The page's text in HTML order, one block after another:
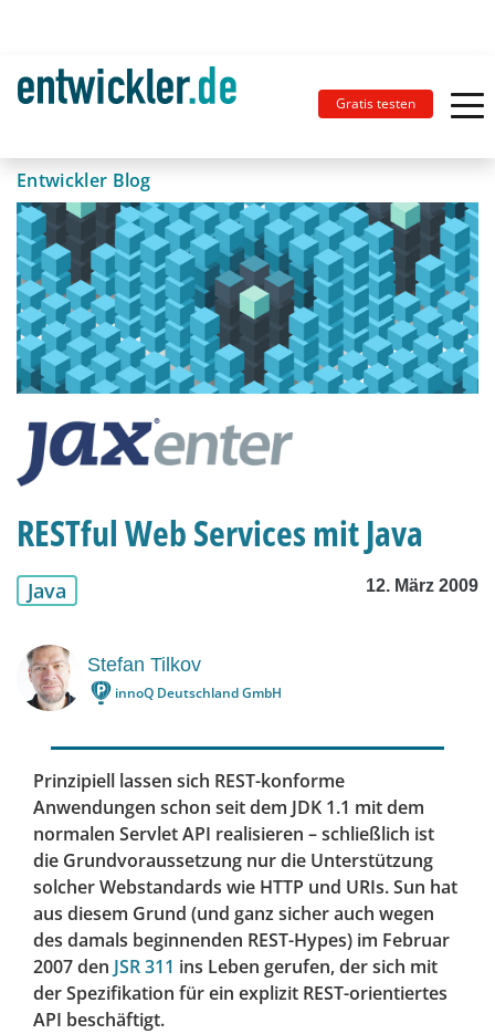
Gratis testen
Entwickler Blog
RESTful Web Services mit Java
Java 12. März 2009
Stefan Tilkov
innoQ Deutschland GmbH
Prinzipiell lassen sich REST-konforme
Anwendungen schon seit dem JDK 1.1 mit dem
normalen Servlet API realisieren – schließlich ist
die Grundvoraussetzung nur die Unterstützung
solcher Webstandards wie HTTP und URIs. Sun hat
aus diesem Grund (und ganz sicher auch wegen
des damals beginnenden REST-Hypes) im Februar
2007 den JSR 311 ins Leben gerufen, der sich mit
der Spezifikation für ein explizit REST-orientiertes
API beschäftigt.